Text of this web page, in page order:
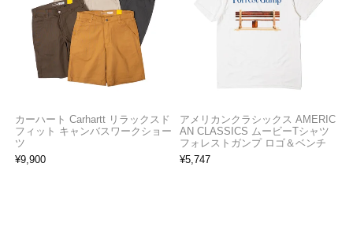
カーハート Carhartt リラックスド
フィット キャンバスワークショー
ツ
¥9,900
アメリカンクラシックス AMERIC
AN CLASSICS ムービーTシャツ
フォレストガンプ ロゴ＆ベンチ
¥5,747